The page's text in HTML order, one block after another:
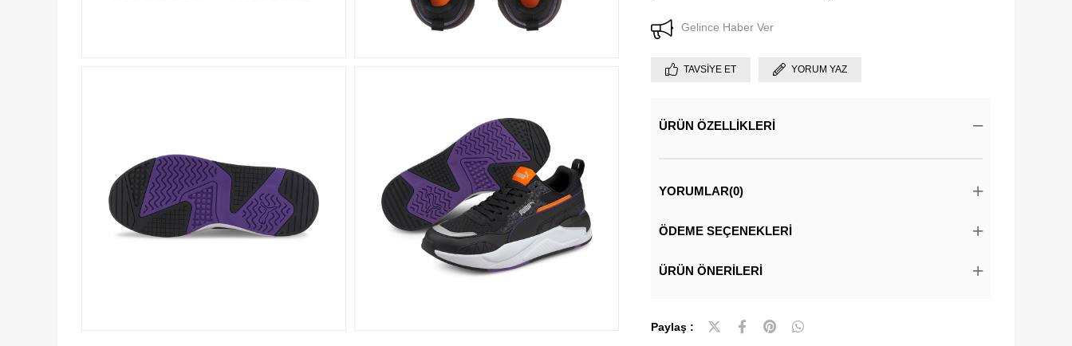
Gelince Haber Ver
TAVSIYE ET YORUM YAZ
ÜRÜN ÖZELLIKLERI
YORUMLAR(0)
ÖDEME SEÇENEKLERI
ÜRÜN ÖNERILERI
Paylaş :